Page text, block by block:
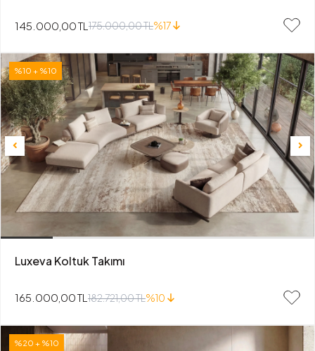
145.000,00 TL 175.000,00 TL%17
%10 + %10
Luxeva Koltuk Takımı
165.000,00 TL 182.721,00 TL%10
%20 + %10